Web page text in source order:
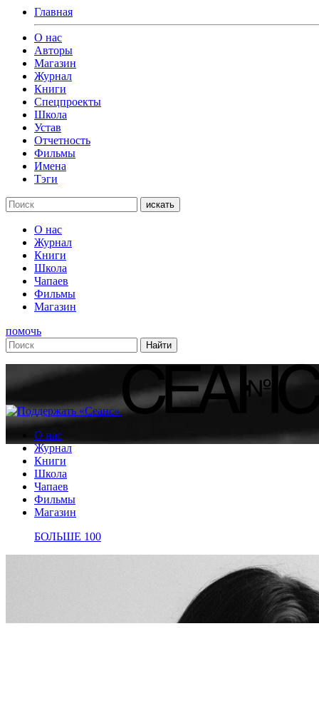
Главная
О нас
Авторы
Магазин
Журнал
Книги
Спецпроекты
Школа
Устав
Отчетность
Фильмы
Имена
Тэги
искать
О нас
Журнал
Книги
Школа
Чапаев
Фильмы
Магазин
помочь
О нас
Журнал
Книги
Школа
Чапаев
Фильмы
Магазин
БОЛЬШЕ 100